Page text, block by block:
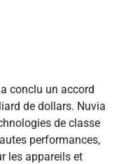
conclu un accord
de dollars. Nuvia
de classe
performances,
les appareils et